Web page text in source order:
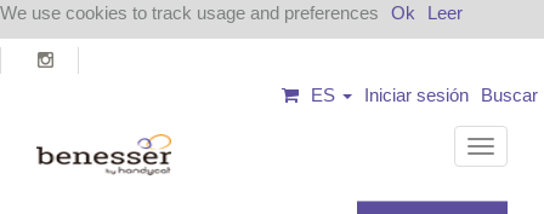
We use cookies to track usage and preferences Ok Leer
ES Iniciar sesión Buscar